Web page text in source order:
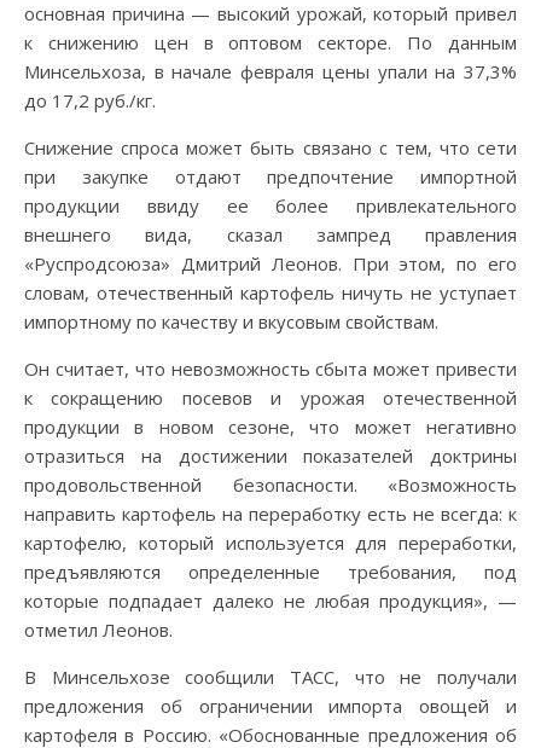
основная причина — высокий урожай, который привел
к снижению цен в оптовом секторе. По данным
Минсельхоза, в начале февраля цены упали на 37,3%
до 17,2 руб./кг.
Снижение спроса может быть связано с тем, что сети
при закупке отдают предпочтение импортной
продукции ввиду ее более привлекательного
внешнего вида, сказал зампред правления
«Руспродсоюза» Дмитрий Леонов. При этом, по его
словам, отечественный картофель ничуть не уступает
импортному по качеству и вкусовым свойствам.
Он считает, что невозможность сбыта может привести
к сокращению посевов и урожая отечественной
продукции в новом сезоне, что может негативно
отразиться на достижении показателей доктрины
продовольственной безопасности. «Возможность
направить картофель на переработку есть не всегда: к
картофелю, который используется для переработки,
предъявляются определенные требования, под
которые подпадает далеко не любая продукция», —
отметил Леонов.
В Минсельхозе сообщили ТАСС, что не получали
предложения об ограничении импорта овощей и
картофеля в Россию. «Обоснованные предложения об